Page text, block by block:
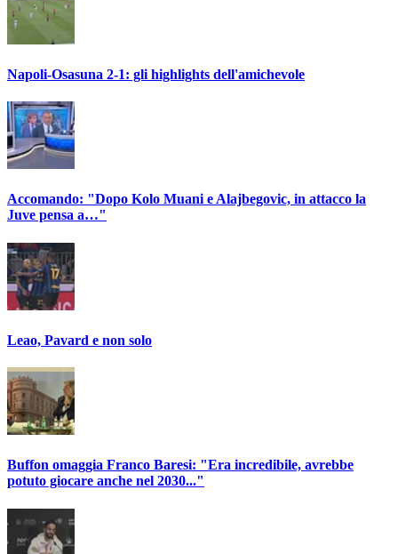
Napoli-Osasuna 2-1: gli highlights dell'amichevole
Accomando: "Dopo Kolo Muani e Alajbegovic, in attacco la
Juve pensa a…"
Leao, Pavard e non solo
Buffon omaggia Franco Baresi: "Era incredibile, avrebbe
potuto giocare anche nel 2030..."